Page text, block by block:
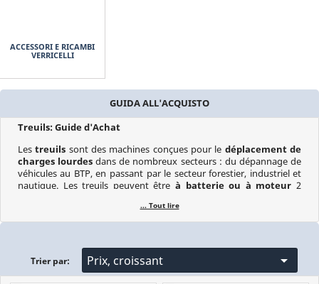
ACCESSORI E RICAMBI
VERRICELLI
GUIDA ALL'ACQUISTO
Treuils: Guide d'Achat
Lestreuils sont des machines conçues pour le déplacement de
charges lourdes dans de nombreux secteurs : du dépannage de
véhicules au BTP, en passant par le secteur forestier, industriel et
nautique. Les treuils peuvent être à batterie ou à moteur 2
de manière sûre et efficace. Dans ce guide,
vous découvrirez comment fonctionnent les treuils, quels sont les
pour choisir lemodèle de treuil le plus adaptéà vos besoins
opérationnels.
Sommaire :
... Tout lire
Trier par: Prix, croissant 